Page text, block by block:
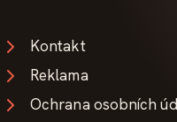
Kontakt
Reklama
Ochrana osobních